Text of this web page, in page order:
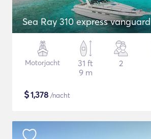
Sea Ray 310 express vanguard
Motorjacht
31 ft
9 m
2
$1,378 /nacht